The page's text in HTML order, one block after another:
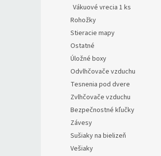
Vákuové vrecia 1 ks
Rohožky
Stieracie mapy
Ostatné
Úložné boxy
Odvlhčovače vzduchu
Tesnenia pod dvere
Zvlhčovače vzduchu
Bezpečnostné kľučky
Závesy
Sušiaky na bielizeň
Vešiaky